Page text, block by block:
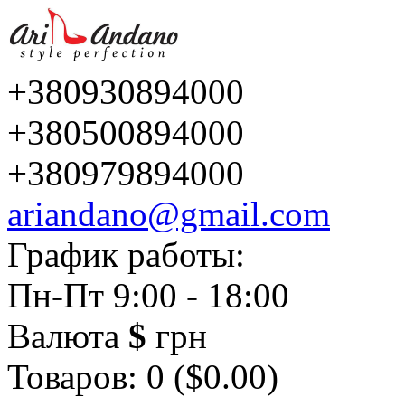
+380930894000
+380500894000
+380979894000
ariandano@gmail.com
График работы:
Пн-Пт 9:00 - 18:00
Валюта $ грн
Товаров: 0 ($0.00)